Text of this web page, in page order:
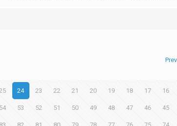
16
17
18
19
20
21
22
23
24
45
46
47
48
49
50
51
52
53
54